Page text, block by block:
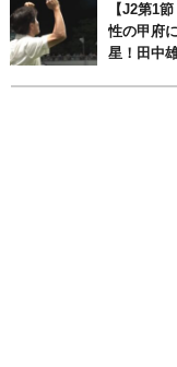
【J2第1
性の甲府
星！田中